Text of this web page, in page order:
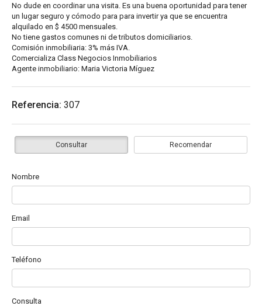
No dude en coordinar una visita. Es una buena oportunidad para tener
un lugar seguro y cómodo para para invertir ya que se encuentra
alquilado en $ 4500 mensuales.
No tiene gastos comunes ni de tributos domiciliarios.
Comisión inmobiliaria: 3% más IVA.
Comercializa Class Negocios Inmobiliarios
Agente inmobiliario: Maria Victoria Míguez
Referencia: 307
Consultar Recomendar
Nombre
Email
Teléfono
Consulta